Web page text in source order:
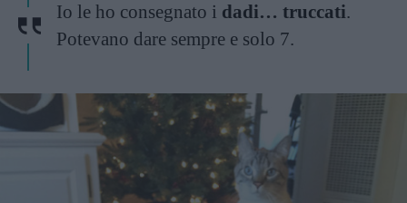
Io le ho consegnato i dadi… truccati.
Potevano dare sempre e solo 7.